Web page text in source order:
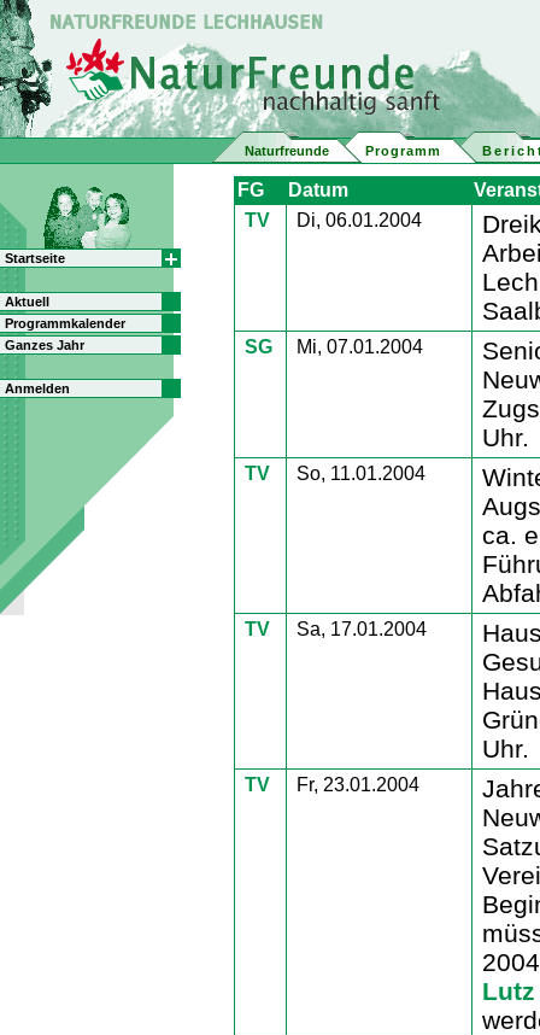
Naturfreunde Programm
Startseite
Aktuell
Programmkalender
Ganzes Jahr
Anmelden
FG Datum
TV
Di, 06.01.2004
SG Mi, 07.01.2004
Uhr.
TV So, 11.01.2004
ca.
TV Sa, 17.01.2004
Uhr.
TV Fr, 23.01.2004